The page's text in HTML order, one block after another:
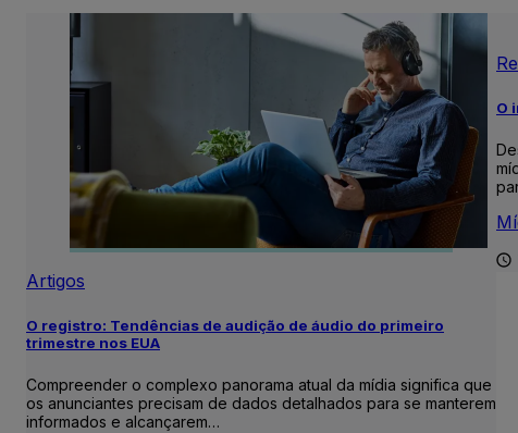
Artigos
O registro: Tendências de audição de áudio do primeiro
trimestre nos EUA
Compreender o complexo panorama atual da mídia significa que
os anunciantes precisam de dados detalhados para se manterem
informados e alcançarem…
O